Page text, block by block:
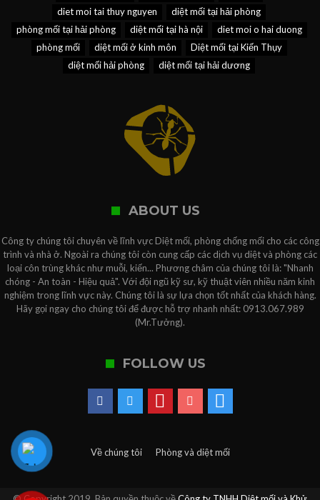
diet moi tai thuy nguyen
diệt mối tại hải phòng
phòng mối tại hải phòng
diệt mối tại hà nội
diet moi o hai duong
phòng mối
diệt mối ở kinh môn
Diệt mối tại Kiến Thụy
diệt mối hải phòng
diệt mối tại hải dương
ABOUT US
Công ty chúng tôi chuyên về lĩnh vực Diệt mối, phòng chống mối cho các công
trình và nhà ở. Ngoài ra chúng tôi còn cung cấp các dịch vụ diệt và phòng các
loại côn trùng khác như muỗi, kiến... Phương châm của chúng tôi là: "Nhanh
chóng - An toàn - Hiệu quả". Với đội ngũ kỹ sư, kỹ thuật viên nhiều năm kinh
nghiệm trong lĩnh vực này. Chúng tôi là sự lựa chọn tốt nhất của khách hàng.
Hãy gọi ngay cho chúng tôi để được hỗ trợ nhanh nhất: 0913.067.989
(Mr.Tưởng).
FOLLOW US
Về chúng tôi Phòng và diệt mối